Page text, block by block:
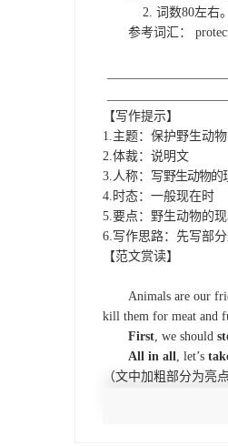
2. 词数80左右。
参考词汇：
【写作提示】
1.主题：保护野生动物
2.体裁：说明文
3.人称：写野生动物的
4. 时态：一般现在时
5.要点：野生动物的
6.写作思路：先写部
【范文赏读】
Animals are our
kill them for meat and
First, we should
All in all, let’s
（文中加粗部分为亮